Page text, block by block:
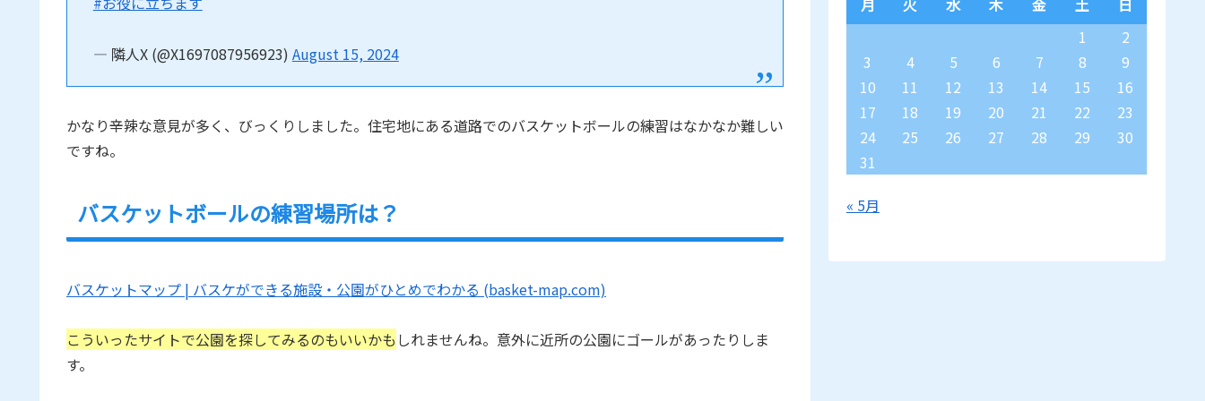
— 隣人X (@X1697087956923) August 15, 2024
かなり辛辣な意見が多く、びっくりしました。住宅地にある道路でのバスケットボールの練習はなかなか難しい
ですね。
バスケットボールの練習場所は？
バスケットマップ | バスケができる施設・公園がひとめでわかる (basket-map.com)
こういったサイトで公園を探してみるのもいいかも しれませんね。意外に近所の公園にゴールがあったりしま
す。
月 火 水 木 金 土
日
1
2
3
4 5 6 7 8
9
10
11 12 13 14 15
16
17
18 19 20 21 22
23
24
25 26 27 28 29
30
31
« 5月